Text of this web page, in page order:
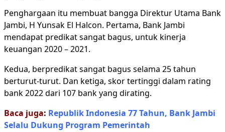
Penghargaan itu membuat bangga Direktur Utama Bank
Jambi, H Yunsak El Halcon. Pertama, Bank Jambi
mendapat predikat sangat bagus, untuk kinerja
keuangan 2020 – 2021.
Kedua, berpredikat sangat bagus selama 25 tahun
berturut-turut. Dan ketiga, skor tertinggi dalam rating
bank 2022 dari 107 bank yang dirating.
Baca juga: Republik Indonesia 77 Tahun, Bank Jambi
Selalu Dukung Program Pemerintah